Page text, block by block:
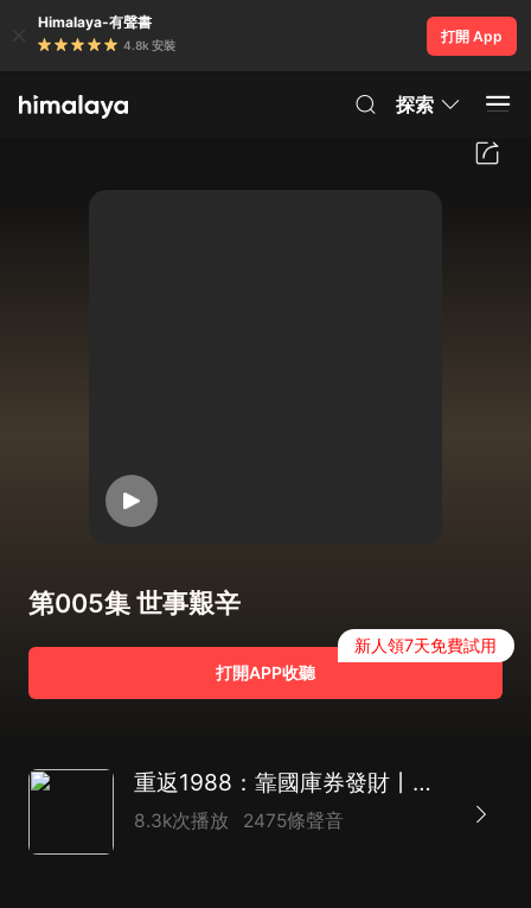
Himalaya-有聲書
4.8k 安裝
打開 App
探索
第005集 世事艱辛
打開APP收聽
新人領7天免費試用
重返1988：靠國庫券發財丨重生賺錢 | 繁花 | 輕鬆真實帶爽點 |多人有聲劇
8.3k次播放 2475條聲音